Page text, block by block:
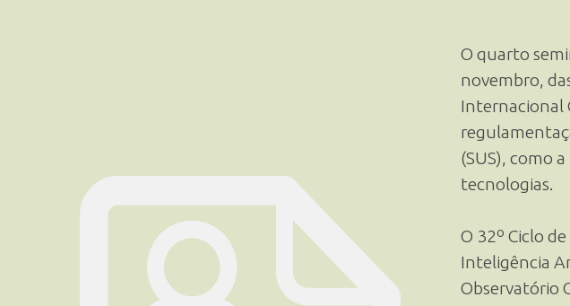
O quarto
novembro,
Internacional
(SUS), como
tecnologias.
O 32º Ciclo
Inteligência
Observatório